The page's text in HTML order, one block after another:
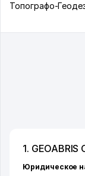
Топографо-
1.
Юридическое